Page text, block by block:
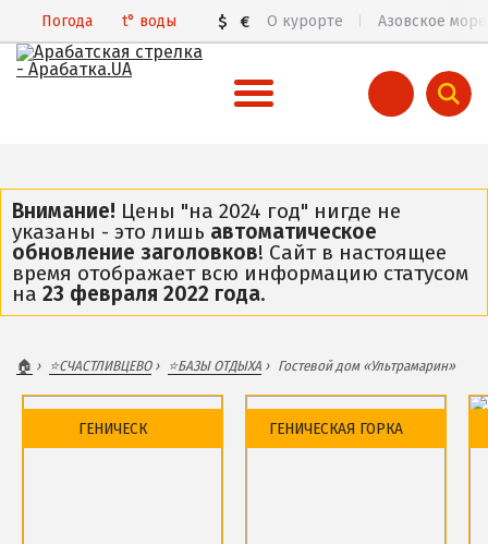
Погода t° воды $ € О курорте Азовское море
Все базы отдыха и отели
Общий обзор курорта
Арабатская Стрелка в 3D
Пляжи
Все веб-камеры
Карта
Внимание! Цены "на 2024 год" нигде не
указаны - это лишь автоматическое
обновление заголовков! Сайт в настоящее
время отображает всю информацию статусом
на 23 февраля 2022 года.
🏠 ⭐️СЧАСТЛИВЦЕВО ⭐️БАЗЫ ОТДЫХА Гостевой дом «Ультрамарин»
ГЕНИЧЕСК ГЕНИЧЕСКАЯ ГОРКА